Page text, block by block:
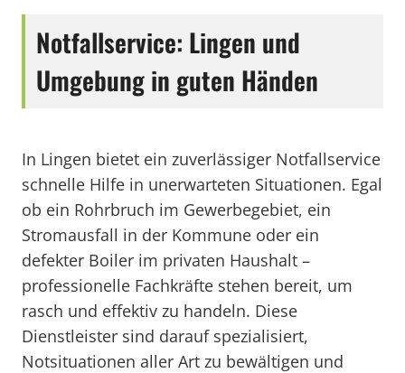
Notfallservice: Lingen und
Umgebung in guten Händen
In Lingen bietet ein zuverlässiger Notfallservice
schnelle Hilfe in unerwarteten Situationen. Egal
ob ein Rohrbruch im Gewerbegebiet, ein
Stromausfall in der Kommune oder ein
defekter Boiler im privaten Haushalt –
professionelle Fachkräfte stehen bereit, um
rasch und effektiv zu handeln. Diese
Dienstleister sind darauf spezialisiert,
Notsituationen aller Art zu bewältigen und